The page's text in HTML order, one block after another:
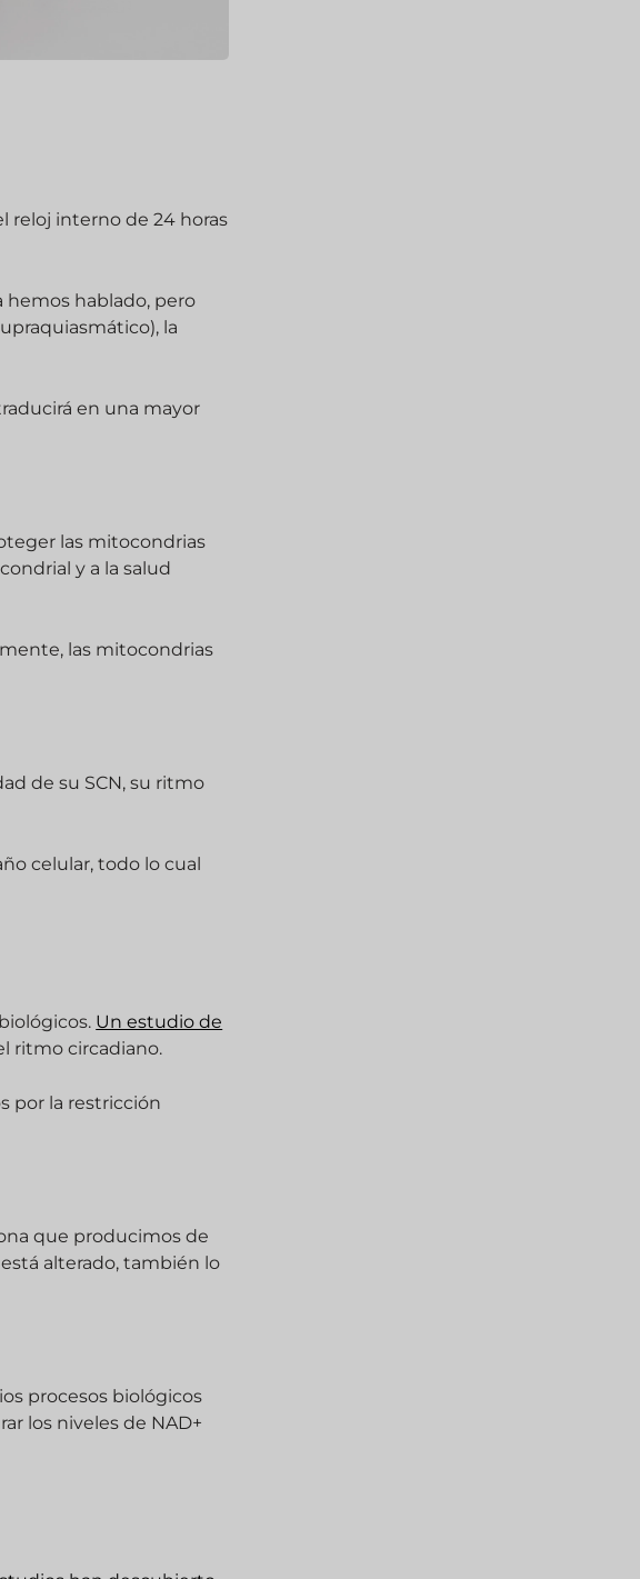
reloj interno de 24 horas
hemos hablado, pero
la
en una mayor
las mitocondrias
y a la salud
las mitocondrias
de su SCN, su ritmo
celular, todo lo cual
Un estudio de
ritmo circadiano.
por la restricción
que producimos de
alterado, también lo
procesos biológicos
los niveles de NAD+